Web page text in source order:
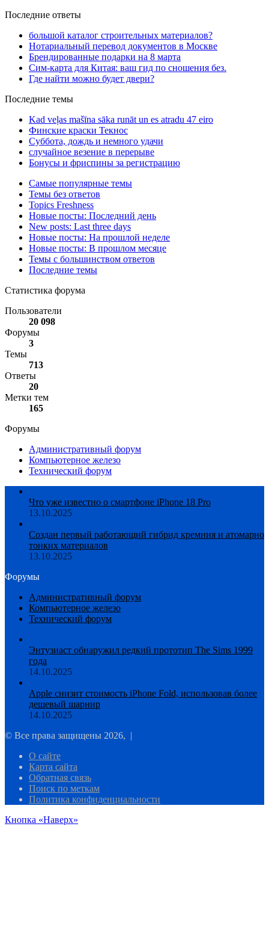
Последние ответы
большой каталог строительных материалов?
Нотариальный перевод документов в Москве
Брендированные подарки на 8 марта
Сим-карта для Китая: ваш гид по сношения без.
Где найти можно будет двери?
Последние темы
Kad veļas mašīna sāka runāt un es atradu 47 eiro
Финские краски Текнос
Суббота, дождь и немного удачи
случайное везение в перерыве
Бонусы и фриспины за регистрацию
Самые популярные темы
Темы без ответов
Topics Freshness
Новые посты: Последний день
New posts: Last three days
Новые посты: На прошлой неделе
Новые посты: В прошлом месяце
Темы с большинством ответов
Последние темы
Статистика форума
Пользователи
20 098
Форумы
3
Темы
713
Ответы
20
Метки тем
165
Форумы
Административный форум
Компьютерное железо
Технический форум
Что уже известно о смартфоне iPhone 18 Pro
13.10.2025
Создан первый работающий гибрид кремния и атомарно
тонких материалов
13.10.2025
Форумы
Административный форум
Компьютерное железо
Технический форум
Энтузиаст обнаружил редкий прототип The Sims 1999
года
14.10.2025
Apple снизит стоимость iPhone Fold, использовав более
дешевый шарнир
14.10.2025
© Все права защищены 2026, |
О сайте
Карта сайта
Обратная связь
Поиск по меткам
Политика конфиденциальности
Кнопка «Наверх»